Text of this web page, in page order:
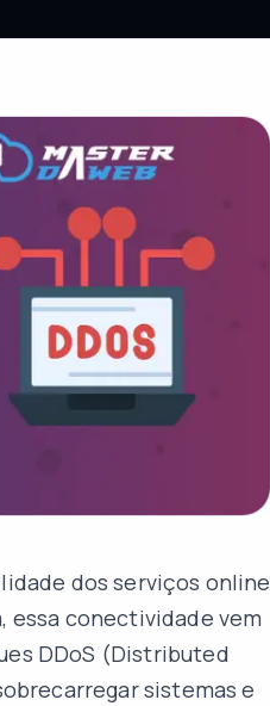
dos serviços online
essa conectividade vem
DDoS (Distributed
sistemas e